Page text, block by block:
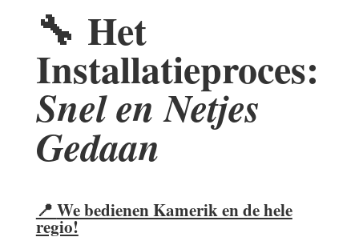
🔧 Het
Installatieproces:
Snel en Netjes
Gedaan
📍 We bedienen Kamerik en de hele
regio!